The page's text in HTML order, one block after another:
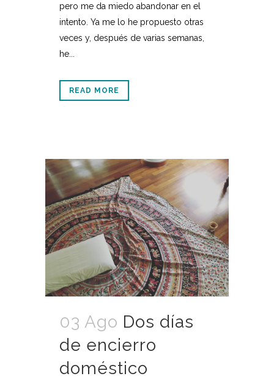
pero me da miedo abandonar en el
intento. Ya me lo he propuesto otras
veces y, después de varias semanas,
he...
READ MORE
03 Ago Dos días
de encierro
doméstico